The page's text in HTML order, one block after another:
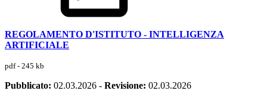
REGOLAMENTO D'ISTITUTO - INTELLIGENZA
ARTIFICIALE
pdf - 245 kb
Pubblicato: 02.03.2026 - Revisione: 02.03.2026